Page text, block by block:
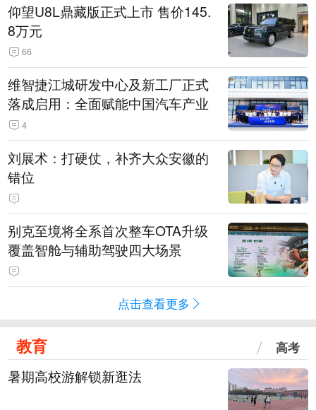
仰望U8L鼎藏版正式上市 售价145.
8万元
66
维智捷江城研发中心及新工厂正式
落成启用：全面赋能中国汽车产业
4
刘展术：打硬仗，补齐大众安徽的
错位
别克至境将全系首次整车OTA升级
覆盖智舱与辅助驾驶四大场景
点击查看更多
教育 高考
暑期高校游解锁新逛法